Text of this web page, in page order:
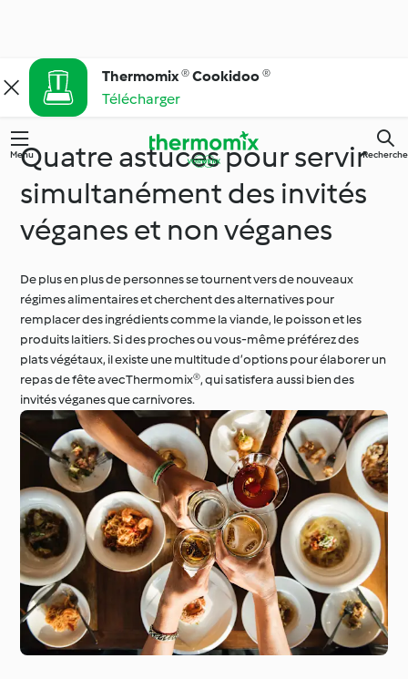
Thermomix ® Cookidoo ®
Télécharger
Menu Recherche
Quatre astuces pour servir
simultanément des invités
véganes et non véganes
De plus en plus de personnes se tournent vers de nouveaux
régimes alimentaires et cherchent des alternatives pour
remplacer des ingrédients comme la viande, le poisson et les
produits laitiers. Si des proches ou vous-même préférez des
plats végétaux, il existe une multitude d’options pour élaborer un
repas de fête avec Thermomix®, qui satisfera aussi bien des
invités véganes que carnivores.